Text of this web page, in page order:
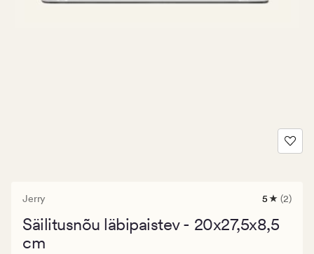
Jerry
2
keskmise
5 (2)
Säilitusnõu läbipaistev - 20x27,5x8,5
cm